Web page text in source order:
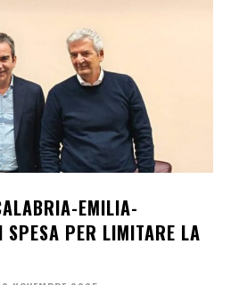
EMILIA-
SPESA PER LIMITARE LA